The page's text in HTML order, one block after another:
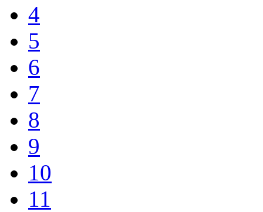
4
5
6
7
8
9
10
11